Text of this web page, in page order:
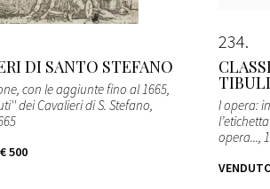
DI SANTO STEFANO
con le aggiunte fino al 1665,
dei Cavalieri di S. Stefano,
€ 500
234
I opera:
opera...,